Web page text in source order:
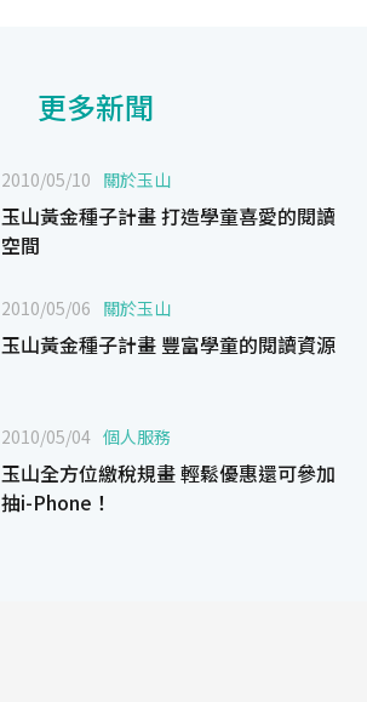
更多新聞
2010/05/10 關於玉山
玉山黃金種子計畫 打造學童喜愛的閱讀
空間
2010/05/06 關於玉山
玉山黃金種子計畫 豐富學童的閱讀資源
2010/05/04 個人服務
玉山全方位繳稅規畫 輕鬆優惠還可參加
抽i-Phone！